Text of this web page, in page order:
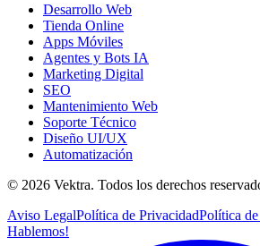
Desarrollo Web
Tienda Online
Apps Móviles
Agentes y Bots IA
Marketing Digital
SEO
Mantenimiento Web
Soporte Técnico
Diseño UI/UX
Automatización
© 2026 Vektra. Todos los derechos
Aviso LegalPolítica de PrivacidadPolítica
Hablemos!